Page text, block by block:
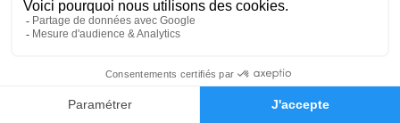
Faire-part Hommages
74000 Annecy
Je rends hommage
Déroulé des obsèques